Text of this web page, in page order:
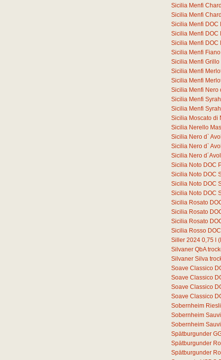
Sicilia Menfi
Sicilia Menfi
Sicilia Menfi DOC
Sicilia Menfi DOC
Sicilia Menfi DOC
Sicilia Menfi
Sicilia Menfi
Sicilia Menfi
Sicilia Menfi
Sicilia Menfi Nero
Sicilia Menfi
Sicilia Menfi
Sicilia Moscato di
Sicilia Nerello
Sicilia Nero d`
Sicilia Nero d`
Sicilia Nero
Sicilia Noto DOC
Sicilia Noto DOC
Sicilia Noto DOC
Sicilia Noto DOC
Sicilia Rosato
Sicilia Rosato
Sicilia Rosato
Sicilia Rosso
Siller 2024 0,75
Silvaner QbA
Silvaner Silva
Soave Classico
Soave Classico
Soave Classico
Soave Classico
Sobernheim
Sobernheim
Sobernheim
Spätburgunder
Spätburgunder
Spätburgunder